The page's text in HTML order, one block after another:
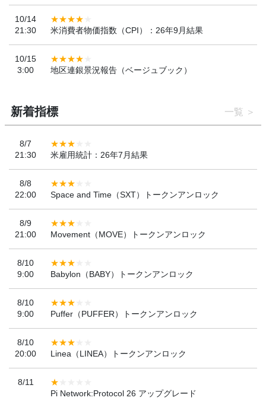
10/14
21:30
米消費者物価指数（CPI）：26年9月結果
10/15
3:00
地区連銀景況報告（ベージュブック）
新着指標 一覧
8/7
21:30
米雇用統計：26年7月結果
8/8
22:00
Space and Time（SXT）トークンアンロック
8/9
21:00
Movement（MOVE）トークンアンロック
8/10
9:00
Babylon（BABY）トークンアンロック
8/10
9:00
Puffer（PUFFER）トークンアンロック
8/10
20:00
Linea（LINEA）トークンアンロック
8/11
Pi Network:Protocol 26 アップグレード